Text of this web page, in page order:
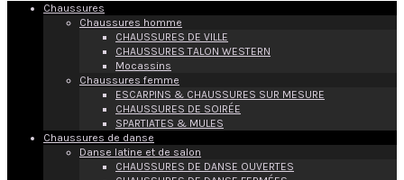
Chaussures
Chaussures homme
CHAUSSURES DE VILLE
CHAUSSURES TALON WESTERN
Mocassins
Chaussures femme
ESCARPINS & CHAUSSURES SUR MESURE
CHAUSSURES DE SOIRÉE
SPARTIATES & MULES
Chaussures de danse
Danse latine et de salon
CHAUSSURES DE DANSE OUVERTES